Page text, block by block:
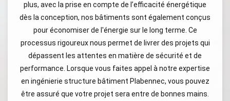
plus, avec la prise en compte de l’efficacité énergétique
dès la conception, nos bâtiments sont également conçus
pour économiser de l'énergie sur le long terme. Ce
processus rigoureux nous permet de livrer des projets qui
dépassent les attentes en matière de sécurité et de
performance. Lorsque vous faites appel à notre expertise
en ingénierie structure bâtiment Plabennec, vous pouvez
être assuré que votre projet sera entre de bonnes mains.